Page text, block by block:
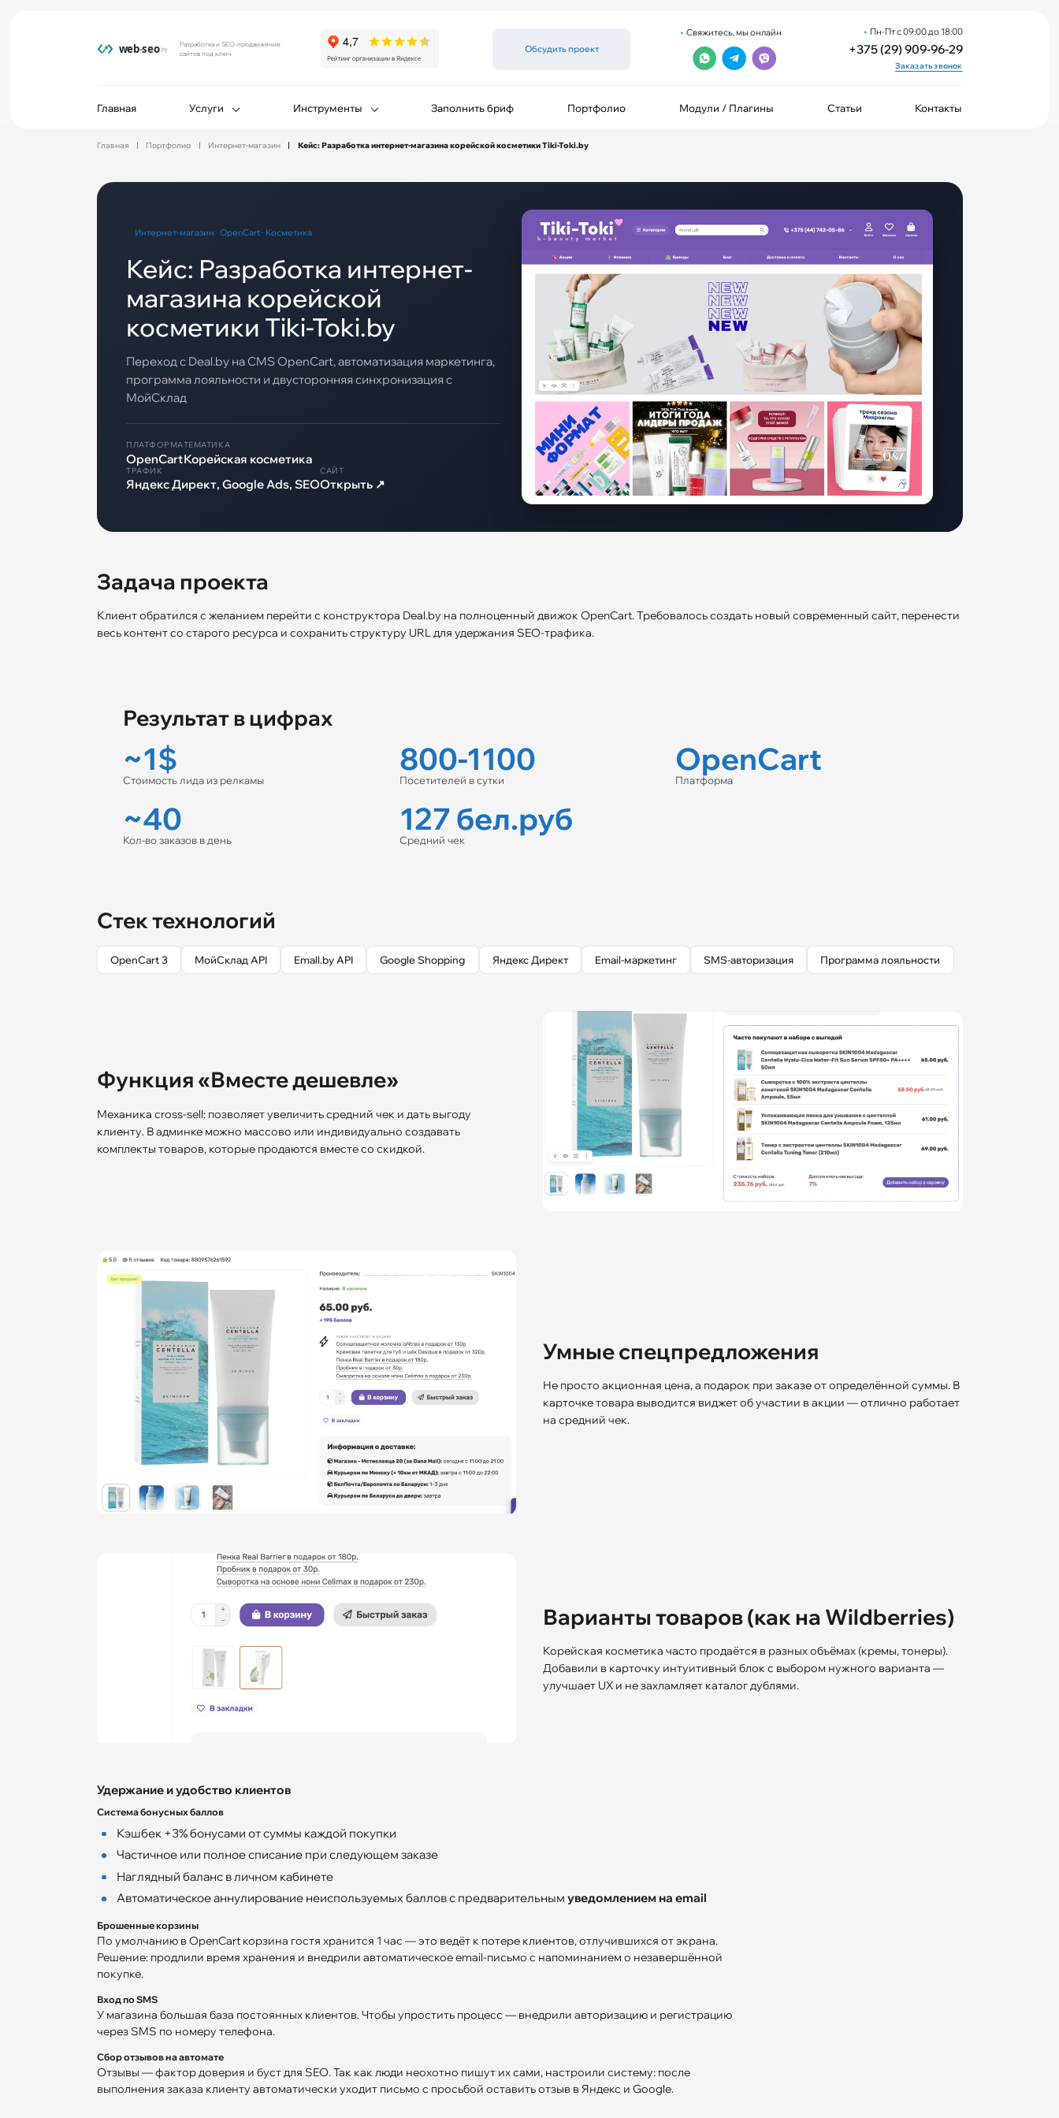
Разработка и SEO-продвижение
сайтов под ключ
Обсудить проект
Свяжитесь, мы онлайн Пн-Пт с 09:00 до 18:00
+375 (29) 909-96-29
Заказать звонок
Главная Услуги Инструменты Заполнить бриф Портфолио Модули / Плагины Статьи Контакты
Главная Портфолио Интернет-магазин Кейс: Разработка интернет-магазина корейской косметики Tiki-Toki.by
Интернет-магазин · OpenCart · Косметика
Кейс: Разработка интернет-
магазина корейской
косметики Tiki-Toki.by
Переход с Deal.by на CMS OpenCart, автоматизация маркетинга,
программа лояльности и двусторонняя синхронизация с
МойСклад
ПЛАТФОРМА
OpenCart
ТЕМАТИКА
Корейская косметика
ТРАФИК
Яндекс Директ, Google Ads, SEO
САЙТ
Открыть ↗
Задача проекта
Клиент обратился с желанием перейти с конструктора Deal.by на полноценный движок OpenCart. Требовалось создать новый современный сайт, перенести
весь контент со старого ресурса и сохранить структуру URL для удержания SEO-трафика.
Результат в цифрах
~1$
Стоимость лида из релкамы
800-1100
Посетителей в сутки
OpenCart
Платформа
~40
Кол-во заказов в день
127 бел.руб
Средний чек
Стек технологий
OpenCart 3 МойСклад API Emall.by API Google Shopping Яндекс Директ Email-маркетинг SMS-авторизация Программа лояльности
Функция «Вместе дешевле»
Механика cross-sell: позволяет увеличить средний чек и дать выгоду
клиенту. В админке можно массово или индивидуально создавать
комплекты товаров, которые продаются вместе со скидкой.
Умные спецпредложения
Не просто акционная цена, а подарок при заказе от определённой суммы. В
карточке товара выводится виджет об участии в акции — отлично работает
на средний чек.
Варианты товаров (как на Wildberries)
Корейская косметика часто продаётся в разных объёмах (кремы, тонеры).
Добавили в карточку интуитивный блок с выбором нужного варианта —
улучшает UX и не захламляет каталог дублями.
Удержание и удобство клиентов
Система бонусных баллов
Кэшбек +3% бонусами от суммы каждой покупки
Частичное или полное списание при следующем заказе
Наглядный баланс в личном кабинете
Автоматическое аннулирование неиспользуемых баллов с предварительнымуведомлением на email
Брошенные корзины
По умолчанию в OpenCart корзина гостя хранится 1 час — это ведёт к потере клиентов, отлучившихся от экрана.
Решение: продлили время хранения и внедрили автоматическое email-письмо с напоминанием о незавершённой
покупке.
Вход по SMS
У магазина большая база постоянных клиентов. Чтобы упростить процесс — внедрили авторизацию и регистрацию
через SMS по номеру телефона.
Сбор отзывов на автомате
Отзывы — фактор доверия и буст для SEO. Так как люди неохотно пишут их сами, настроили систему: после
выполнения заказа клиенту автоматически уходит письмо с просьбой оставить отзыв в Яндекс и Google.